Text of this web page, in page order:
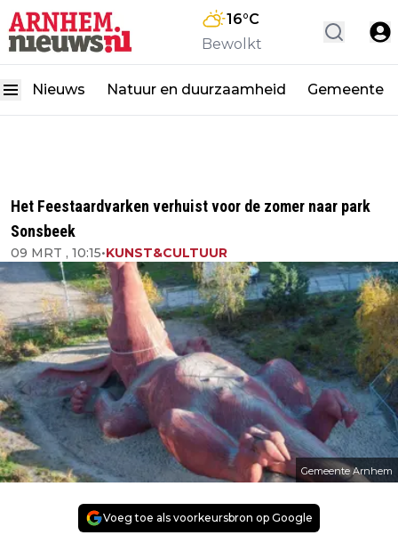
16°C
Bewolkt
Nieuws Natuur en duurzaamheid Gemeente
Het Feestaardvarken verhuist voor de zomer naar park
Sonsbeek
09 MRT , 10:15•KUNST&CULTUUR
Gemeente Arnhem
Voeg toe als voorkeursbron op Google